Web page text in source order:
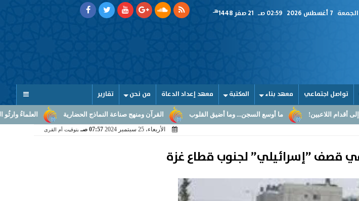
الجمعة 02:59 صـ هـ
تواصل اجتماعي معهد بناء المكتبة معهد إعداد الدعاة من نحن تقارير
العلماءُ وارثُو النبوّة: من بلاغ القرآن ومنهج صناعة النماذج الحضارية ما أوسع السجن... وما أضيق القلوب
الأربعاء، 25 سبتمبر 2024 07:57 صـ بتوقيت أم القرى